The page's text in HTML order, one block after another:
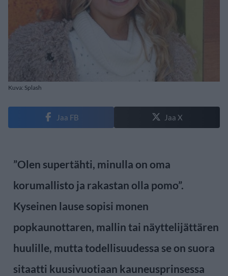
Kuva: Splash
Jaa FB Jaa X
”Olen supertähti, minulla on oma
korumallisto ja rakastan olla pomo”.
Kyseinen lause sopisi monen
popkaunottaren, mallin tai näyttelijättären
huulille, mutta todellisuudessa se on suora
sitaatti kuusivuotiaan kauneusprinsessa